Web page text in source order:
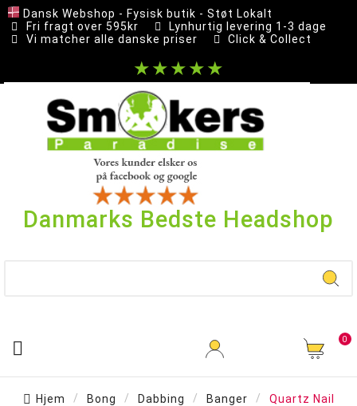
Dansk Webshop - Fysisk butik - Støt Lokalt
Fri fragt over 595kr
Lynhurtig levering 1-3 dage
Vi matcher alle danske priser
Click & Collect
★★★★★
Danmarks Bedste Headshop
 0
Hjem Bong Dabbing Banger
Quartz Nail